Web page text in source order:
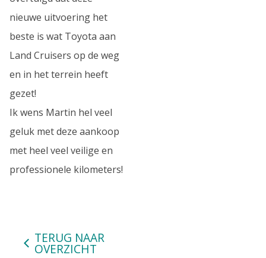
nieuwe uitvoering het
beste is wat Toyota aan
Land Cruisers op de weg
en in het terrein heeft
gezet!
Ik wens Martin hel veel
geluk met deze aankoop
met heel veel veilige en
professionele kilometers!
TERUG NAAR
OVERZICHT